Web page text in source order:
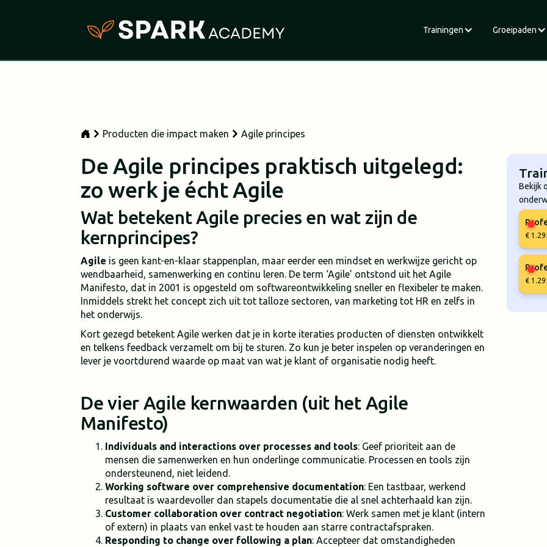
Trainingen Groeipaden
Producten die impact maken Agile principes
De Agile principes praktisch uitgelegd:
zo werk je écht Agile
Wat betekent Agile precies en wat zijn de
kernprincipes?
Agile is geen kant-en-klaar stappenplan, maar eerder een mindset en werkwijze gericht op
wendbaarheid, samenwerking en continu leren. De term ‘Agile’ ontstond uit het Agile
Manifesto, dat in 2001 is opgesteld om softwareontwikkeling sneller en flexibeler te maken.
Inmiddels strekt het concept zich uit tot talloze sectoren, van marketing tot HR en zelfs in
het onderwijs.
Kort gezegd betekent Agile werken dat je in korte iteraties producten of diensten ontwikkelt
en telkens feedback verzamelt om bij te sturen. Zo kun je beter inspelen op veranderingen en
lever je voortdurend waarde op maat van wat je klant of organisatie nodig heeft.
De vier Agile kernwaarden (uit het Agile
Manifesto)
Individuals and interactions over processes and tools: Geef prioriteit aan de
mensen die samenwerken en hun onderlinge communicatie. Processen en tools zijn
ondersteunend, niet leidend.
Working software over comprehensive documentation: Een tastbaar, werkend
resultaat is waardevoller dan stapels documentatie die al snel achterhaald kan zijn.
Customer collaboration over contract negotiation: Werk samen met je klant (intern
of extern) in plaats van enkel vast te houden aan starre contractafspraken.
Responding to change over following a plan: Accepteer dat omstandigheden
Bekijk
€
€